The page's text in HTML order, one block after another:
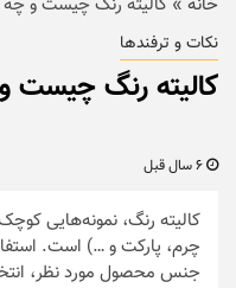
نکات و ترفندها
کالیته رنگ چیست
کالیته رنگ، نمونه‌هایی
چرم، پارکت و …) است.
جنس محصول مورد نظر،